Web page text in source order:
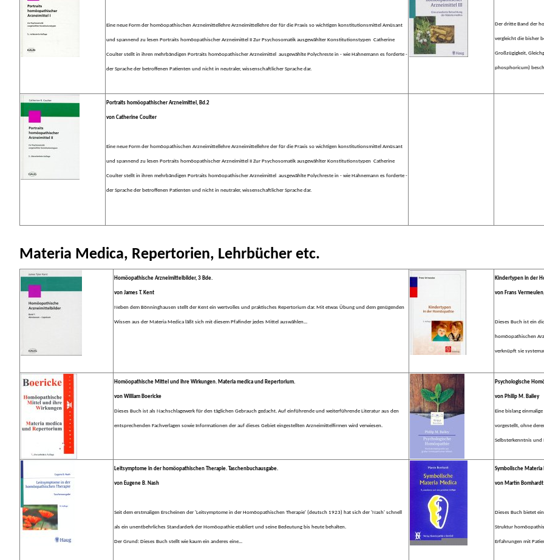
Eine neue Form der homöopathischen Arzneimittellehre Arzneimittellehre der für die Praxis so wichtigen konstitutionsmittel Amüsant
und spannend zu lesen Portraits homöopathischer Arzneimittel II Zur Psychosomatik ausgewählter Konstitutionstypen Catherine
Coulter stellt in ihren mehrbändigen Portraits homöopathischer Arzneimittel ausgewählte Polychreste in - wie Hahnemann es forderte -
der Sprache der betroffenen Patienten und nicht in neutraler, wissenschaftlicher Sprache dar.
Der dritte Band der
vergleicht die bisher
Großzügigkeit,
phosphoricum)
Portraits homöopathischer Arzneimittel, Bd.2
von Catherine Coulter
Eine neue Form der homöopathischen Arzneimittellehre Arzneimittellehre der für die Praxis so wichtigen konstitutionsmittel Amüsant
und spannend zu lesen Portraits homöopathischer Arzneimittel II Zur Psychosomatik ausgewählter Konstitutionstypen Catherine
Coulter stellt in ihren mehrbändigen Portraits homöopathischer Arzneimittel ausgewählte Polychreste in - wie Hahnemann es forderte -
der Sprache der betroffenen Patienten und nicht in neutraler, wissenschaftlicher Sprache dar.
Materia Medica, Repertorien, Lehrbücher etc.
Homöopathische Arzneimittelbilder, 3 Bde.
von James T. Kent
Neben dem Bönninghausen stellt der Kent ein wertvolles und praktisches Repertorium dar. Mit etwas Übung und dem genügenden
Wissen aus der Materia Medica läßt sich mit diesem Pfafinder jedes Mittel auswählen...
Kindertypen in der
von Frans
Dieses Buch ist ein
homöopathischen
verknüpft sie
Homöopathische Mittel und ihre Wirkungen. Materia medica und Repertorium.
von William Boericke
Dieses Buch ist als Nachschlagewerk für den täglichen Gebrauch gedacht. Auf einführende und weiterführende Literatur aus den
entsprechenden Fachverlagen sowie Informationen der auf dieses Gebiet eingestellten Arzneimittelfirmen wird verwiesen.
Psychologische
von Philip M. Bailey
Eine bislang
vorgestellt, ohne
Selbsterkenntnis
Leitsymptome in der homöopathischen Therapie. Taschenbuchausgabe.
von Eugene B. Nash
Seit dem erstmaligen Erscheinen der 'Leitsymptome in der Homöopathischen Therapie' (deutsch 1923) hat sich der 'Nash' schnell
als ein unentbehrliches Standarderk der Homöopathie etabliert und seine Bedeutung bis heute behalten.
Der Grund: Dieses Buch stellt wie kaum ein anderes eine...
Symbolische Materia
von Martin Bomhardt
Dieses Buch bietet
Struktur
Erfahrungen mit